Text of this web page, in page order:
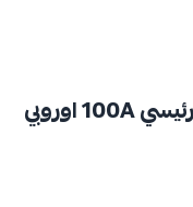
طبلون كهرباء 48 خط 3 فاز مع رئيسي 100A اوروبي